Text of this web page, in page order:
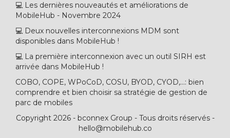
💻 Les dernières nouveautés et améliorations de
MobileHub - Novembre 2024
💻 Deux nouvelles interconnexions MDM sont
disponibles dans MobileHub !
💻 La première interconnexion avec un outil SIRH est
arrivée dans MobileHub !
COBO, COPE, WPoCoD, COSU, BYOD, CYOD,...: bien
comprendre et bien choisir sa stratégie de gestion de
parc de mobiles
Copyright 2026 - bconnex Group - Tous droits réservés -
hello@mobilehub.co